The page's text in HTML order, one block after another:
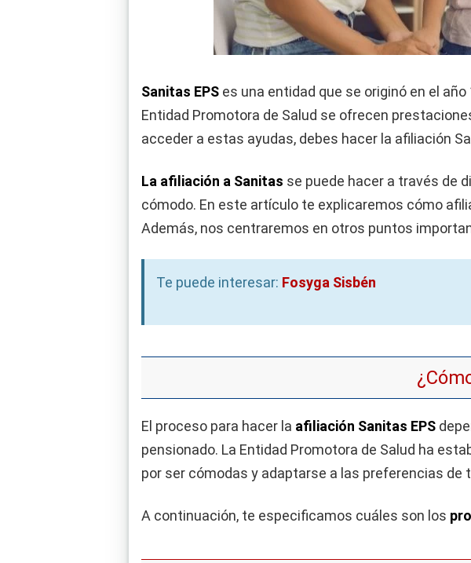
Sanitas EPS es una entidad que se originó en el
Entidad Promotora de Salud se ofrecen
acceder a estas ayudas, debes hacer la afiliación
La afiliación a Sanitas se puede hacer a través de
cómodo. En este artículo te explicaremos cómo
Además, nos centraremos en otros puntos
Te puede interesar: Fosyga Sisbén
El proceso para hacer la afiliación Sanitas EPS
pensionado. La Entidad Promotora de Salud ha
por ser cómodas y adaptarse a las preferencias de
A continuación, te especificamos cuáles son los